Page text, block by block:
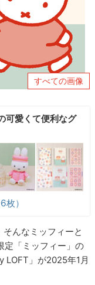
すべての画像
可愛くて便利なグ
）
んなミッフィーと
定「ミッフィー」の
LOFT」が2025年1月